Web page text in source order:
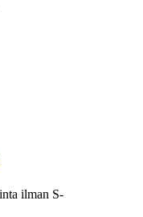
ilman S-